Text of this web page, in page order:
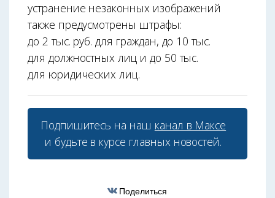
устранение незаконных изображений
также предусмотрены штрафы:
до 2 тыс. руб. для граждан, до 10 тыс.
для должностных лиц и до 50 тыс.
для юридических лиц.
Подпишитесь на наш канал в Максе
и будьте в курсе главных новостей.
Поделиться